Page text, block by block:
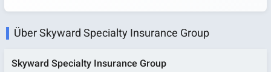
Über Skyward Specialty Insurance Group
Skyward Specialty Insurance Group